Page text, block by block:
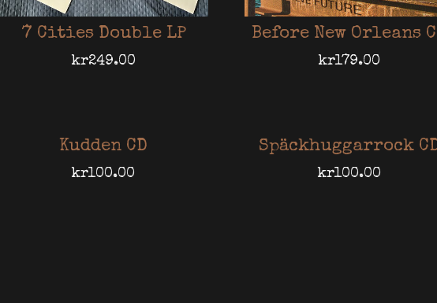
7 Cities Double LP
kr249.00
Before New Orleans
kr179.00
Kudden CD
kr100.00
Späckhuggarrock
kr100.00